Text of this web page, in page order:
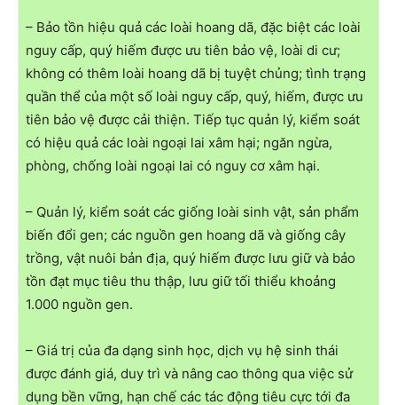
– Bảo tồn hiệu quả các loài hoang dã, đặc biệt các loài
nguy cấp, quý hiếm được ưu tiên bảo vệ, loài di cư;
không có thêm loài hoang dã bị tuyệt chủng; tình trạng
quần thể của một số loài nguy cấp, quý, hiếm, được ưu
tiên bảo vệ được cải thiện. Tiếp tục quản lý, kiểm soát
có hiệu quả các loài ngoại lai xâm hại; ngăn ngừa,
phòng, chống loài ngoại lai có nguy cơ xâm hại.
– Quản lý, kiểm soát các giống loài sinh vật, sản phẩm
biến đổi gen; các nguồn gen hoang dã và giống cây
trồng, vật nuôi bản địa, quý hiếm được lưu giữ và bảo
tồn đạt mục tiêu thu thập, lưu giữ tối thiểu khoảng
1.000 nguồn gen.
– Giá trị của đa dạng sinh học, dịch vụ hệ sinh thái
được đánh giá, duy trì và nâng cao thông qua việc sử
dụng bền vững, hạn chế các tác động tiêu cực tới đa